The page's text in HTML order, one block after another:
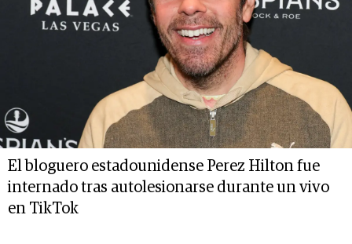
El bloguero estadounidense Perez Hilton fue
internado tras autolesionarse durante un vivo
en TikTok